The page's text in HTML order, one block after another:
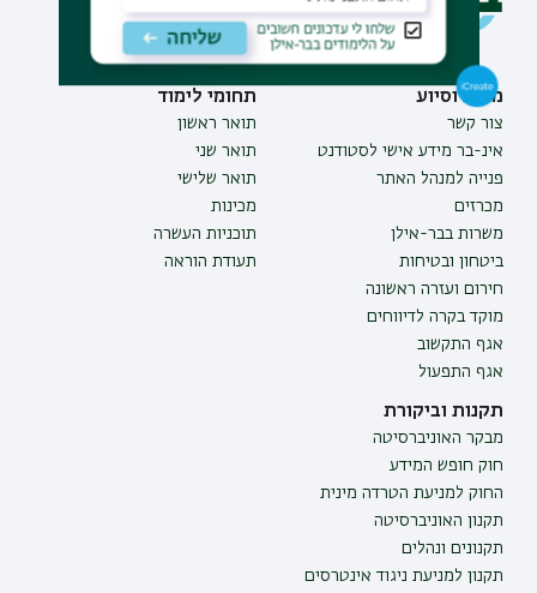
מידע וסיוע
צור קשר
אינ-בר מידע אישי לסטודנט
פנייה למנהל האתר
מכרזים
משרות בבר-אילן
ביטחון ובטיחות
חירום ועזרה ראשונה
מוקד בקרה לדיווחים
אגף התקשוב
אגף התפעול
תחומי לימוד
תואר ראשון
תואר שני
תואר שלישי
מכינות
תוכניות העשרה
תעודת הוראה
תקנות וביקורת
מבקר האוניברסיטה
חוק חופש המידע
החוק למניעת הטרדה מינית
תקנון האוניברסיטה
תקנונים ונהלים
תקנון למניעת ניגוד אינטרסים